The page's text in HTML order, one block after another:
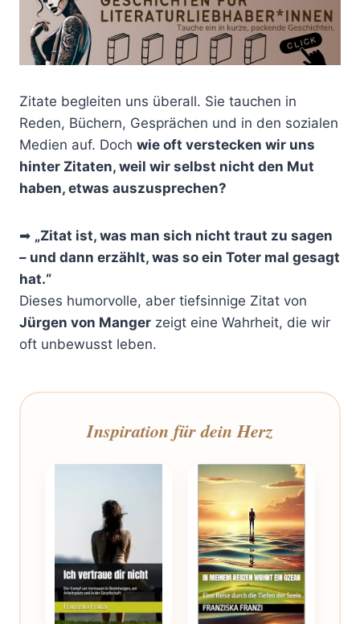
Zitate begleiten uns überall. Sie tauchen in
Reden, Büchern, Gesprächen und in den sozialen
Medien auf. Doch wie oft verstecken wir uns
hinter Zitaten, weil wir selbst nicht den Mut
haben, etwas auszusprechen?
➡ „Zitat ist, was man sich nicht traut zu sagen
– und dann erzählt, was so ein Toter mal gesagt
hat.“
Dieses humorvolle, aber tiefsinnige Zitat von
Jürgen von Manger zeigt eine Wahrheit, die wir
oft unbewusst leben.
Inspiration für dein Herz